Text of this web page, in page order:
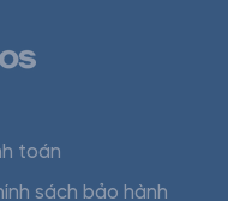
toán
sách bảo hành